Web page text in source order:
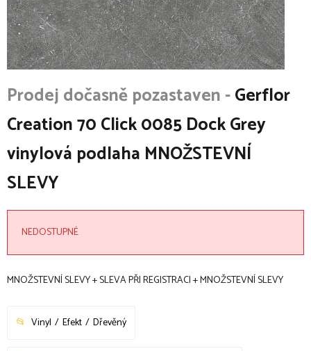
Gerflor
Creation 70 Click 0085 Dock Grey
vinylová podlaha MNOŽSTEVNÍ
SLEVY
NEDOSTUPNÉ
MNOŽSTEVNÍ SLEVY + SLEVA PŘI REGISTRACI + MNOŽSTEVNÍ SLEVY
Vinyl Efekt Dřevěný